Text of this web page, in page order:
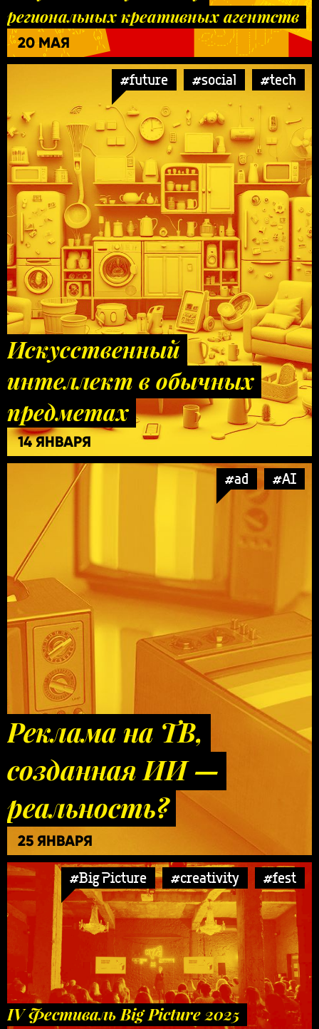
региональных креативных агентств
20 МАЯ
#future #social #tech
Искусственный
интеллект в обычных
предметах
14 ЯНВАРЯ
#ad #AI
Реклама на ТВ,
созданная ИИ —
реальность?
25 ЯНВАРЯ
#Big Picture #creativity #fest
IV Фестиваль Big Picture 2025